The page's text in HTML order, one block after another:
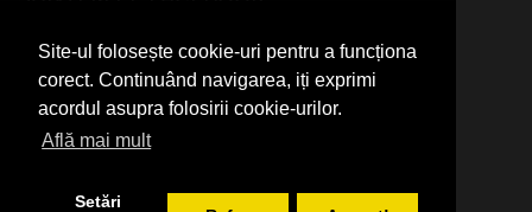
Site-ul folosește cookie-uri pentru a funcționa
corect. Continuând navigarea, iți exprimi
acordul asupra folosirii cookie-urilor.
Află mai mult
Setări